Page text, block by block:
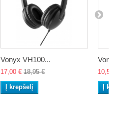
Vonyx VH100...
17,00 € 18,95 €
Į krepšelį
10,50
Į